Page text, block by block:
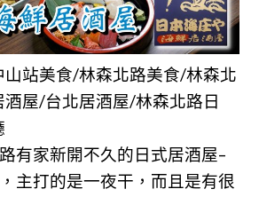
山站美食/林森北路美食/林森北
屋/台北居酒屋/林森北路日
有家新開不久的日式居酒屋–
主打的是一夜干，而且是有很